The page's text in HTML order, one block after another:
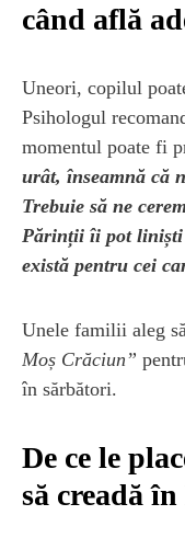
când află
Uneori, copilul
Psihologul
momentul poate fi
urât, înseamnă că
Trebuie să ne
Părinții îi pot liniști
există pentru cei
Unele familii aleg
Moș Crăciun”
în sărbători.
De ce le
să creadă